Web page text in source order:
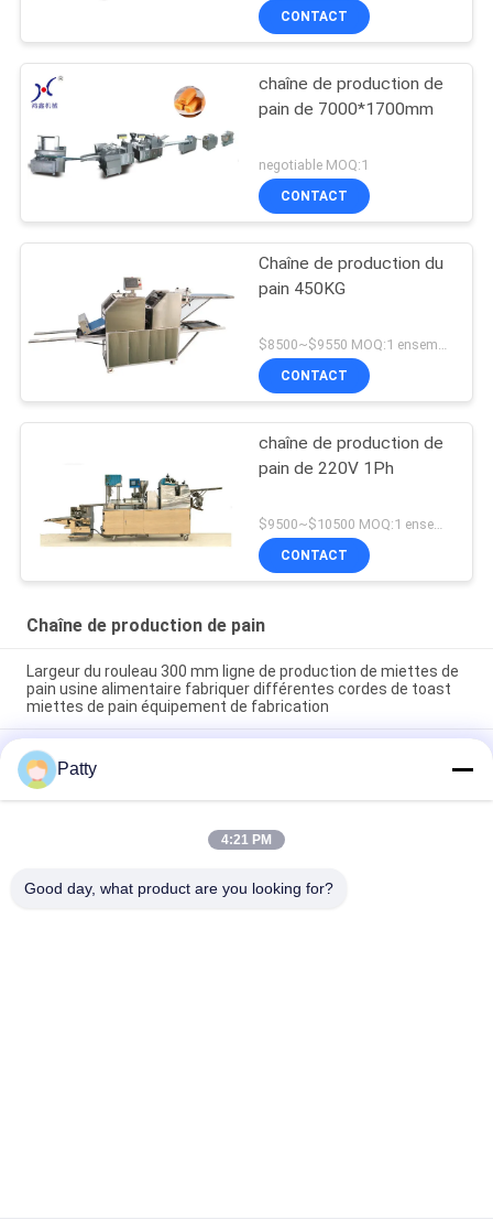
CONTACT
chaîne de production de
pain de 7000*1700mm
negotiable MOQ:1
CONTACT
Chaîne de production du
pain 450KG
CONTACT
chaîne de production de
pain de 220V 1Ph
CONTACT
Chaîne de production de pain
Largeur du rouleau 300 mm ligne de production de miettes de
pain usine alimentaire fabriquer différentes cordes de toast
miettes de pain équipement de fabrication
Ligne de production de pain à dessin offrant un moteur
personnalisable et une température de cuisson de 200 à 250
degrés Celsius assurant une cuisson uniforme du pain
Ligne de production de pain refroidi par air forcé équipée d'une
structure combinée vidéo garantissant une fabrication de
Patty
4:21 PM
Good day, what product are you looking for?